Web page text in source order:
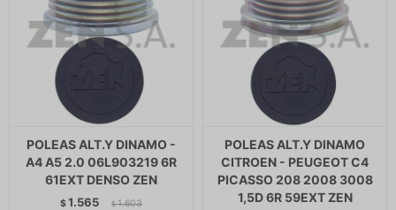
POLEAS ALT.Y DINAMO -
A4 A5 2.0 06L903219 6R
61EXT DENSO ZEN
$1.565 $ 1.603
POLEAS ALT.Y DINAMO
CITROEN - PEUGEOT C4
PICASSO 208 2008 3008
1,5D 6R 59EXT ZEN